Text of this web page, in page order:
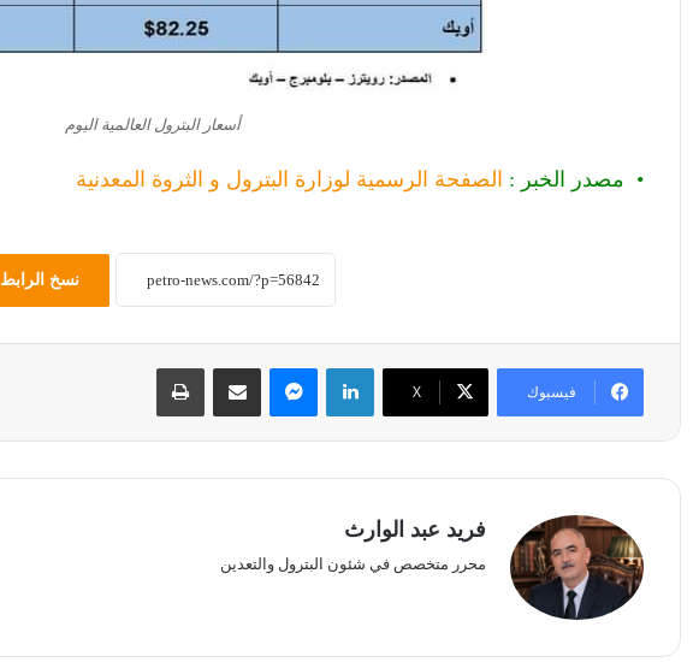
أسعار البترول العالمية اليوم
• مصدر الخبر : الصفحة الرسمية لوزارة البترول و الثروة المعدنية
نسخ الرابط
فيسبوك ‫X
لينكدإن ماسنجر مشاركة عبر البريد طباعة
فريد عبد الوارث
محرر متخصص في شئون البترول والتعدين